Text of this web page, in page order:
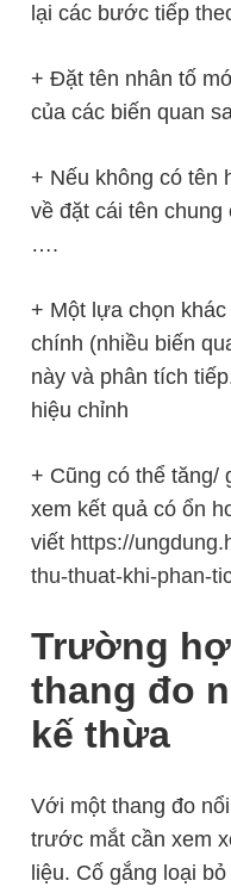
lại các bước tiếp
+ Đặt tên nhân tố
của các biến quan
+ Nếu không có tên
về đặt cái tên
….
+ Một lựa chọn
chính (nhiều biến
này và phân tích
hiệu chỉnh
+ Cũng có thể tăng/
xem kết quả có ổn
viết https://
thu-thuat-khi-phan-
Trường
thang đo
kế thừa
Với một thang đo
trước mắt cần xem
liệu. Cố gắng loại